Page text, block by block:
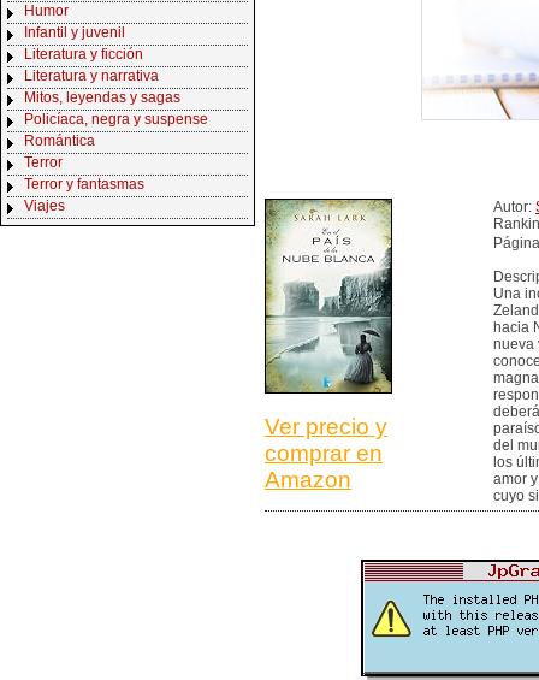
Humor
Infantil y juvenil
Literatura y ficción
Literatura y narrativa
Mitos, leyendas y sagas
Policíaca, negra y suspense
Romántica
Terror
Terror y fantasmas
Viajes
Ver precio y
comprar en
Amazon
Autor:
Una
hacia
nueva
del
los
amor
cuyo